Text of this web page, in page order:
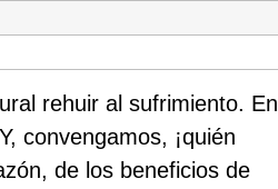
rehuir al sufrimiento. En
convengamos, ¡quién
de los beneficios de